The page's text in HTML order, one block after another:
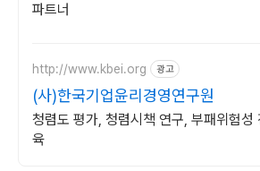
파트너
http://www.kbei.org 광고
(사)한국기업윤리경영연구원
청렴도 평가, 청렴시책 연구, 부패위험성
육